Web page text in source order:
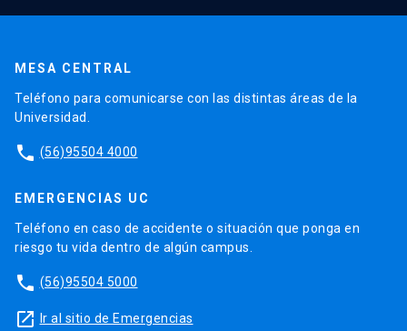
MESA CENTRAL
Teléfono para comunicarse con las distintas áreas de la
Universidad.
phone (56)95504 4000
EMERGENCIAS UC
Teléfono en caso de accidente o situación que ponga en
riesgo tu vida dentro de algún campus.
phone (56)95504 5000
launch Ir al sitio de Emergencias